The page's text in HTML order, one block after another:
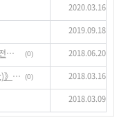
2020.03.16
2019.09.18
《Exhibition of Exhibition of Exhibition》: 전시라는 이름을 작동시키기 (0) 2018.06.20
《포인트 카운터 포인트(Point Counter Point)》: '공간에의 분포' (0) 2018.03.16
2018.03.09